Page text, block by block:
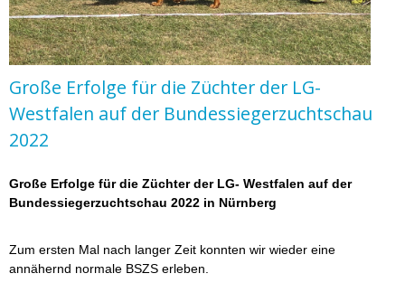
Große Erfolge für die Züchter der LG-
Westfalen auf der Bundessiegerzuchtschau
2022
Große Erfolge für die Züchter der LG- Westfalen auf der
Bundessiegerzuchtschau 2022 in Nürnberg
Zum ersten Mal nach langer Zeit konnten wir wieder eine
annähernd normale BSZS erleben.